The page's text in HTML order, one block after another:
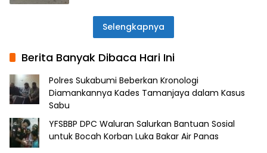
Selengkapnya
Berita Banyak Dibaca Hari Ini
Polres Sukabumi Beberkan Kronologi
Diamankannya Kades Tamanjaya dalam Kasus
Sabu
YFSBBP DPC Waluran Salurkan Bantuan Sosial
untuk Bocah Korban Luka Bakar Air Panas